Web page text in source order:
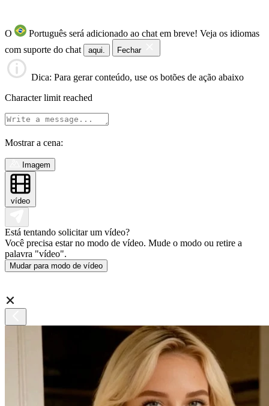
O Português será adicionado ao chat em breve! Veja os idiomas
com suporte do chat
aqui. Fechar
Dica: Para gerar conteúdo, use os botões de ação abaixo
Character limit reached
Mostrar a cena:
Imagem
vídeo
Está tentando solicitar um vídeo?
Você precisa estar no modo de vídeo. Mude o modo ou retire a
palavra "vídeo".
Mudar para modo de vídeo